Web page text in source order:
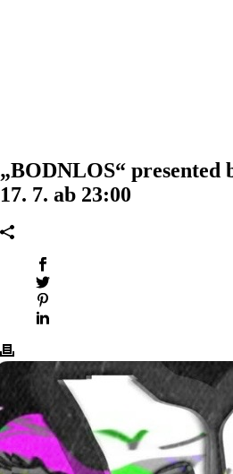
„BODNLOS“ presented
17. 7. ab 23:00